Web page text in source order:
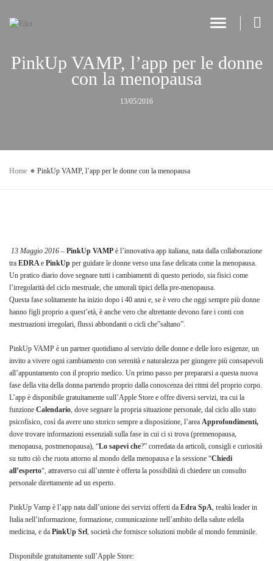
Toggle
PinkUp VAMP, l’app per le donne
con la menopausa
13/05/2016
Home PinkUp VAMP, l’app per le donne con la menopausa
13 Maggio 2016 – PinkUp VAMP è l’innovativa app italiana, nata dalla collaborazione
tra EDRAe PinkUp per guidare le donne verso una fase delicata come la menopausa.
Un pratico diario dove segnare tutti i cambiamenti di questo periodo, sia fisici come
l’irregolarità del ciclo mestruale, che umorali tipici della pre-menopausa.
Questa fase solitamente ha inizio dopo i 40 anni e, se è vero che oggi sempre più donne
hanno figli proprio a quest’età, è anche vero che altrettante devono fare i conti con
mestruazioni irregolari, flussi abbondanti o cicli che”saltano”.
PinkUp VAMP è un partner quotidiano al servizio delle donne e delle loro esigenze, un
invito a vivere ogni cambiamento con serenità e naturalezza per giungere più consapevoli
all’appuntamento con il proprio medico. Un primo passo per prepararsi a questa nuova
fase della vita della donna partendo proprio dalla conoscenza dei ritmi del proprio corpo.
L’app è disponibile gratuitamente sull’Apple Store e offre diversi servizi, tra cui la
funzione Calendario, dove segnare la propria situazione personale, dal ciclo allo stato
psicofisico, così da avere uno storico sempre a disposizione, l’area Approfondimenti,
dove trovare informazioni essenziali sulla fase in cui ci si trova (premenopausa,
menopausa, postmenopausa), “Lo sapevi che?” corredata da articoli, consigli e curiosità
su tutto ciò che ruota attorno al mondo della menopausa e la sessione “Chiedi
all’esperto“, attraverso cui all’utente è offerta la possibilità di chiedere un consulto
personale direttamente ad un esperto.
PinkUp Vamp è l’app nata dall’unione dei servizi offerti da Edra SpA, realtà leader in
Italia nell’informazione, formazione, comunicazione nell’ambito della salute edella
medicina, e da PinkUp Srl, società che fornisce soluzioni mobile al mondo femminile.
Disponibile gratuitamente sull’Apple Store: